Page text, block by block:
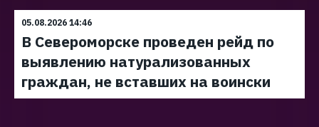
05.08.2026 14:46
В Североморске проведен рейд по
выявлению натурализованных
граждан, не вставших на воински